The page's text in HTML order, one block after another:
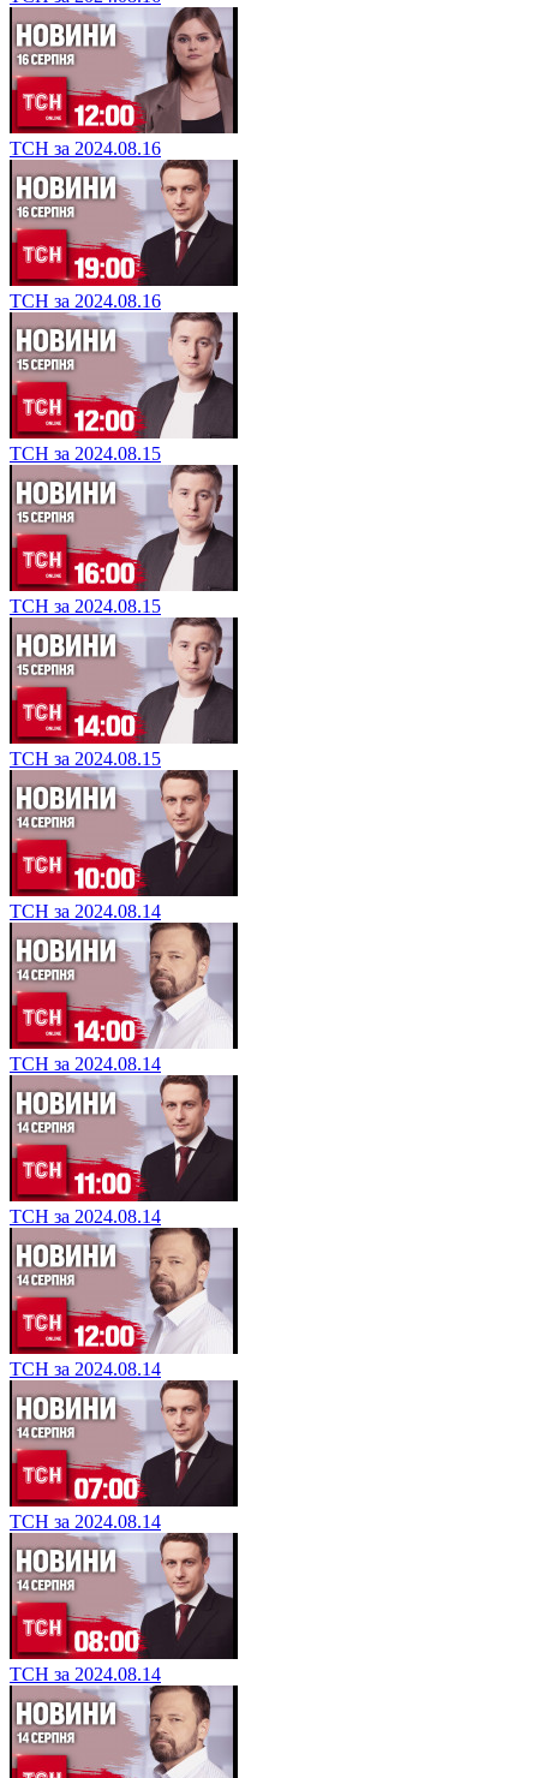
ТСН за 2024.08.16
ТСН за 2024.08.16
ТСН за 2024.08.15
ТСН за 2024.08.15
ТСН за 2024.08.15
ТСН за 2024.08.14
ТСН за 2024.08.14
ТСН за 2024.08.14
ТСН за 2024.08.14
ТСН за 2024.08.14
ТСН за 2024.08.14